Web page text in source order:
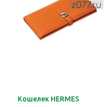
Кошелек HERMES